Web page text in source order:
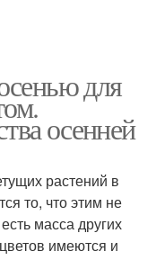
для
осенней
растений в
то, что этим не
масса других
имеются и